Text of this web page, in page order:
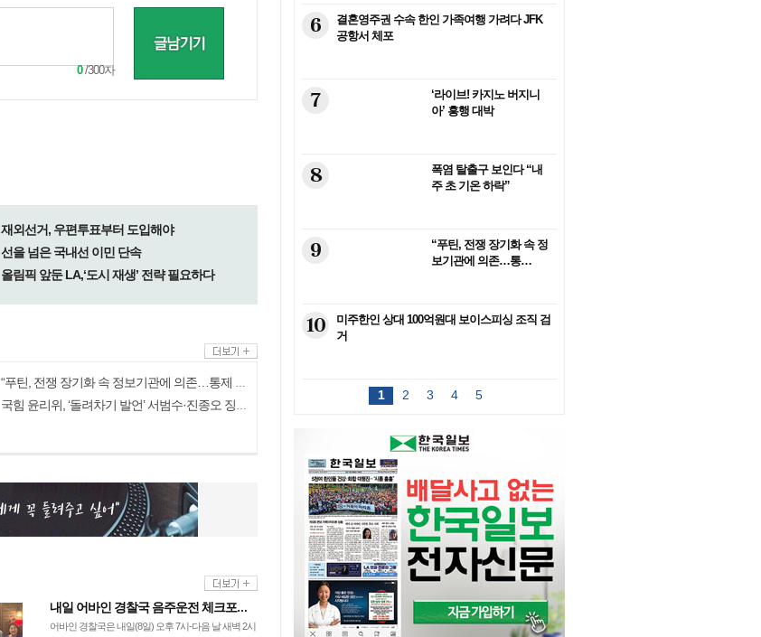
0/300자
재외선거, 우편투표부터 도입해야
선을 넘은 국내선 이민 단속
올림픽 앞둔 LA,‘도시 재생’ 전략 필요하다
“푸틴, 전쟁 장기화 속 정보기관에 의존…통제 강화”
국힘 윤리위, ‘돌려차기 발언’ 서범수·진종오 징계절차 개시
내일 어바인 경찰국 음주운전 체크포인트
어바인 경찰국은 내일(8일) 오후 7시-다음 날 새벽 2시
6
결혼영주권 수속 한인 가족여행 가려다 JFK
공항서 체포
7
‘라이브! 카지노 버지니
아’ 흥행 대박
8
폭염 탈출구 보인다 “내
주 초 기온 하락”
9
“푸틴, 전쟁 장기화 속 정
보기관에 의존…통…
10
미주한인 상대 100억원대 보이스피싱 조직 검
거
1 2 3 4 5